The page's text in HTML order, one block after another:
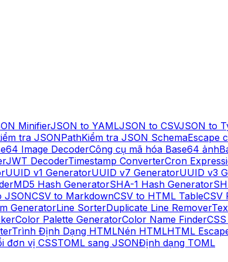
MinifierJSON to YAMLJSON to CSVJSON to
tra JSONPathKiểm tra JSON SchemaEscape
Image DecoderCông cụ mã hóa Base64 ảnh
JWT DecoderTimestamp ConverterCron
UUID v1 GeneratorUUID v7 GeneratorUUID v3
MD5 Hash GeneratorSHA-1 Hash Generator
JSONCSV to MarkdownCSV to HTML TableCSV
GeneratorLine SorterDuplicate Line Remover
Color Palette GeneratorColor Name Finder
Trình Định Dạng HTMLNén HTMLHTML
đơn vị CSSTOML sang JSONĐịnh dạng TOML